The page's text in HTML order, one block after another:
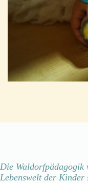
Die Waldorfpädagogik
Lebenswelt der Kinder